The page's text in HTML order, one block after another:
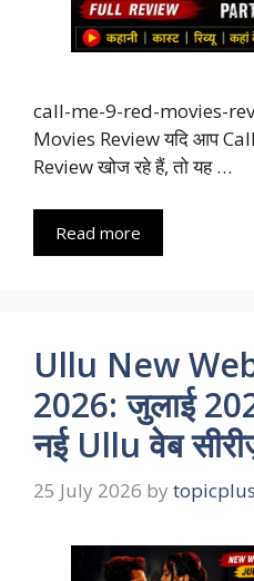
call-me-9-red-movies-
Movies Review यदि आप
Review खोज रहे हैं, तो यह …
Read more
Ullu New
2026: जुलाई
नई Ullu वेब
25 July 2026 by